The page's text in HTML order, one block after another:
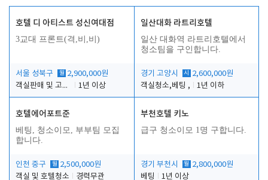
호텔 디 아티스트 성신여대점
3교대 프론트(격,비,비)
서울 성북구 월 2,900,000원
객실판매 및 고객응대
1년 이상
일산대화 라트리호텔
일산 대화역 라트리호텔에서
청소팀을 구인합니다.
경기 고양시 시
2,600,000원
객실청소,베팅 ,
1년 이하
호텔에어포트준
베팅, 청소이모, 부부팀 모집
합니다.
인천 중구 월 2,500,000원
객실 및 호텔청소
경력무관
부천호텔 키노
급구 청소이모 1명 구합니다.
경기 부천시 월 2,800,000원
베팅
1년 이상